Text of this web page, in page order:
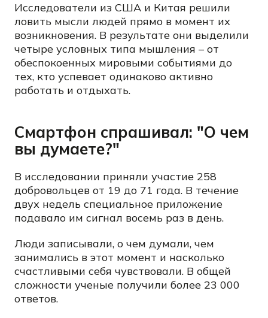
Исследователи из США и Китая решили
ловить мысли людей прямо в момент их
возникновения. В результате они выделили
четыре условных типа мышления – от
обеспокоенных мировыми событиями до
тех, кто успевает одинаково активно
работать и отдыхать.
Смартфон спрашивал: "О чем
вы думаете?"
В исследовании приняли участие 258
добровольцев от 19 до 71 года. В течение
двух недель специальное приложение
подавало им сигнал восемь раз в день.
Люди записывали, о чем думали, чем
занимались в этот момент и насколько
счастливыми себя чувствовали. В общей
сложности ученые получили более 23 000
ответов.